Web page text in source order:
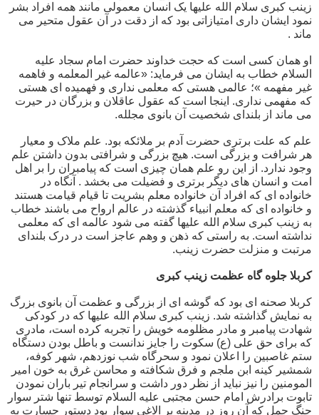
زینب کبری سلام الله علیها یک انسان معمولی مانند همه افراد بشر
نمود ایشان داری امتیازاتی بود که از دقت در آن عقول متحیر می
ماند .
او همان کسی است که حجت خداوند حضرت امام سجاد علیه
السلام خطاب به ایشان می فرماید: «عالمه غیر المعلمه و فاهمه
غیر مفهمه »؛ عالمی هستی که معلمی نداری و فهمیده ای هستی
که مفهمی نداری. اینجا است که عقول عاقلان و بزرگان در حیرت
می ماند از بلندای شخصیت آن بانوی مجلله.
علم که علت برتری حضرت آدم بر ملائکه بود. علم ملاک و معیار
هر شرافت و بزرگی است. هیچ بزرگی و شرافتی بدون داشتن علم
وجود ندارد. از این رو علم همان چیزی است که پیامبران را بر اهل
امت و انسان های دیگر برتری و فضیلت می بخشد . آنگاه در
خانواده ای که افراد آن خانواده معلم بشریت تا قیام قیامت هستند
و خانواده ای که معلم انبیاء گذشته در عالم ارواح می باشند خطاب
به زینب کبری سلام الله علیها گفته می شود عالمه ای که معلمی
نداشته است. به راستی که ذهن و وهم عاجز است در درک بلندای
مرتبت و منزلت حضرت زینب.
کربلا جلوه گاه عظمت زینب کبری
کربلا صحنه ای بود که گوشه ای از بزرگی و عظمت آن بانوی بزرگ
به نمایش گذاشته شد. زینب کبری سلام الله علیها که در کودکی
شهادت پیامبر و مادر مظلومه خویش را تجربه کرده است، مادری
که برای حق علی (ع) سکوت را جایز ندانست و باطل بودن دستگاه
ستم غاصبین را اعلان نمود و سحرگاه شب نوزدهم، شهر کوفه،
شمشیر کینه ابن ملجم و فرق شکافته و محاسن غرق به خون امیر
المومنین را نیز نباید از نظر دور داشت و سرانجام تیر باران نمودن
تابوت برادرش امام حسن مجتبی علیه السلام توسط تنها شتر سوار
جنگ جمل که آن روز در مدینه بر الاغی سوار بود دستور جسارت به